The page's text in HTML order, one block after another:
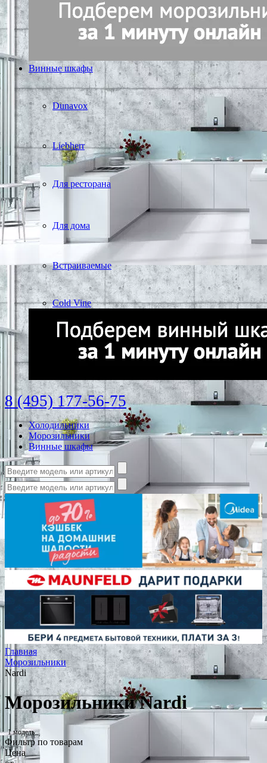
Винные шкафы
Dunavox
Liebherr
Для ресторана
Для дома
Встраиваемые
Cold Vine
8 (495) 177-56-75
Холодильники
Морозильники
Винные шкафы
Главная
Морозильники
Nardi
Морозильники Nardi
1 модель
Фильтр по товарам
Цена